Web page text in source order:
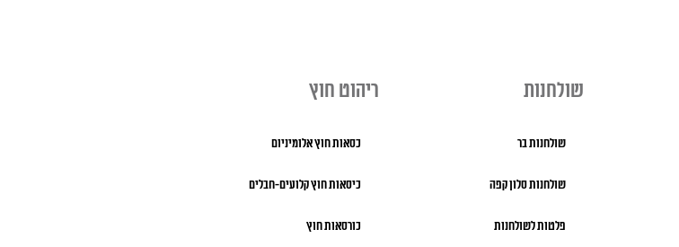
שולחנות
שולחנות בר
שולחנות סלון קפה
פלטות לשולחנות
ריהוט חוץ
כסאות חוץ אלומיניום
כיסאות חוץ קלועים-חבלים
כורסאות חוץ